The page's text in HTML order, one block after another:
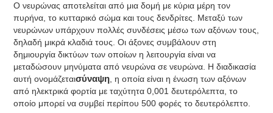
Ο νευρώνας αποτελείται από μια δομή με κύρια μέρη τον
πυρήνα, το κυτταρικό σώμα και τους δενδρίτες. Μεταξύ των
νευρώνων υπάρχουν πολλές συνδέσεις μέσω των αξόνων τους,
δηλαδή μικρά κλαδιά τους. Οι άξονες συμβάλουν στη
δημιουργία δικτύων των οποίων η λειτουργία είναι να
μεταδώσουν μηνύματα από νευρώνα σε νευρώνα. Η διαδικασία
αυτή ονομάζεταισύναψη , η οποία είναι η ένωση των αξόνων
από ηλεκτρικά φορτία με ταχύτητα 0,001 δευτερόλεπτα, το
οποίο μπορεί να συμβεί περίπου 500 φορές το δευτερόλεπτο.